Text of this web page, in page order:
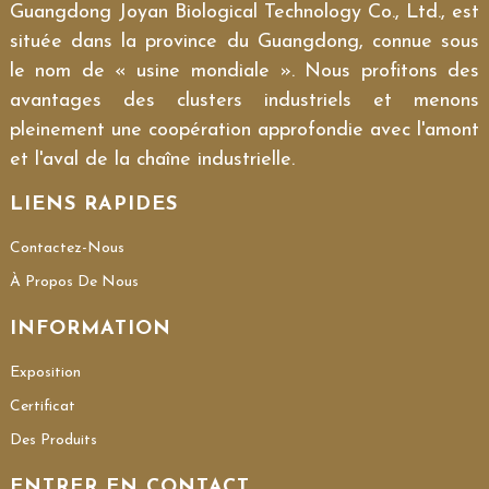
Guangdong Joyan Biological Technology Co., Ltd., est
située dans la province du Guangdong, connue sous
le nom de « usine mondiale ». Nous profitons des
avantages des clusters industriels et menons
pleinement une coopération approfondie avec l'amont
et l'aval de la chaîne industrielle.
LIENS RAPIDES
Contactez-Nous
À Propos De Nous
INFORMATION
Exposition
Certificat
Des Produits